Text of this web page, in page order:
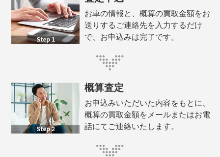
お車の情報と、概算の買取金額をお
送りするご連絡先を入力するだけ
で、お申込みは完了です。
概算査定
お申込みいただいた内容をもとに、
概算の買取金額をメールまたはお電
話にてご連絡いたします。